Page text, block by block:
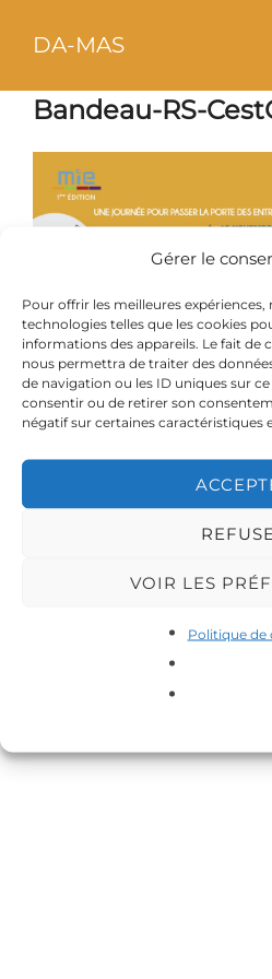
Gérer le
Pour offrir les meilleures expériences,
technologies telles que les cookies
informations des appareils. Le fait de
nous permettra de traiter des
de navigation ou les ID uniques sur
consentir ou de retirer son
négatif sur certaines caractéristiques
VOIR LES
Politique de
DA-MAS
Bandeau-RS-
Copyright ©
Inspiro Theme